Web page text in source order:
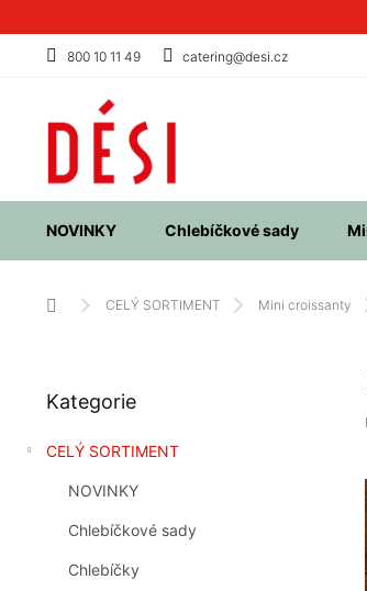
na
800 10 11 49 catering@desi.cz
NOVINKY Chlebíčkové sady
Domů CELÝ SORTIMENT Mini croissanty
s
r
kategorie
Kategorie
CELÝ SORTIMENT
NOVINKY
Chlebíčkové sady
Chlebíčky